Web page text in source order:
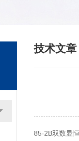
技术文章
85-2B双数显